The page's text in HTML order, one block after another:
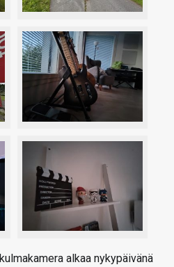
alkaa nykypäivänä